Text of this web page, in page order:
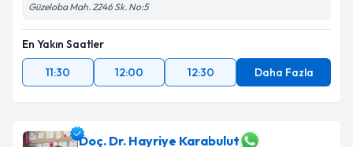
Güzeloba Mah. 2246 Sk. No:5
En Yakın Saatler
11:30
12:00 12:30 Daha Fazla
Doç. Dr. Hayriye Karabulut